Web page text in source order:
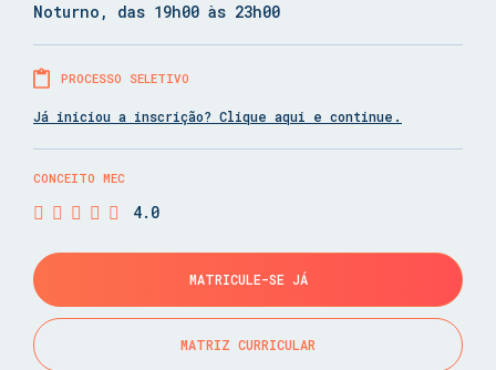
Noturno, das 19h00 às 23h00
PROCESSO SELETIVO
Já iniciou a inscrição? Clique aqui e continue.
CONCEITO MEC
4.0
MATRICULE-SE JÁ
MATRIZ CURRICULAR